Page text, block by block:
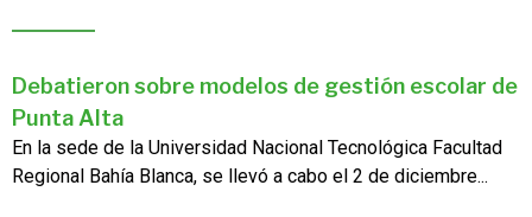
Debatieron sobre modelos de gestión escolar de
Punta Alta
En la sede de la Universidad Nacional Tecnológica Facultad
Regional Bahía Blanca, se llevó a cabo el 2 de diciembre...